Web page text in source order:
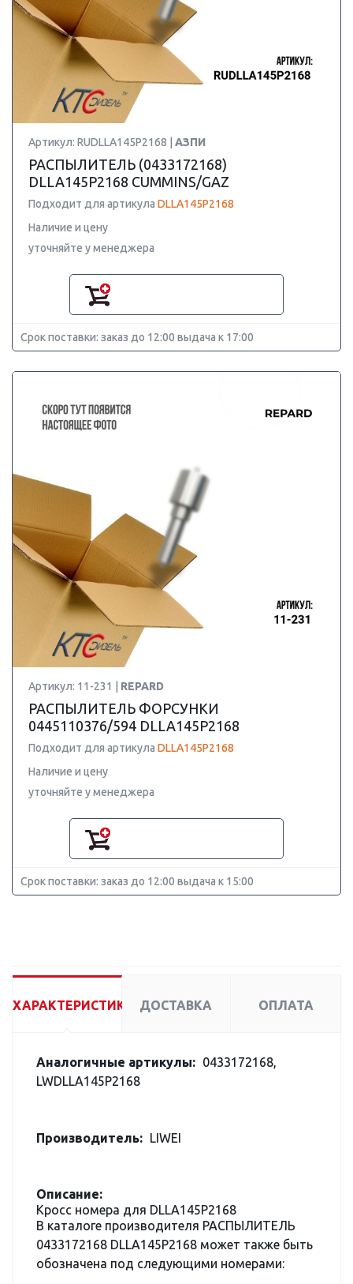
Артикул: RUDLLA145P2168 | АЗПИ
РАСПЫЛИТЕЛЬ (0433172168)
DLLA145P2168 CUMMINS/GAZ
Подходит для артикула DLLA145P2168
Наличие и цену
уточняйте у менеджера
Срок поставки: заказ до 12:00 выдача к 17:00
Артикул: 11-231 | REPARD
РАСПЫЛИТЕЛЬ ФОРСУНКИ
0445110376/594 DLLA145P2168
Подходит для артикула DLLA145P2168
Наличие и цену
уточняйте у менеджера
Срок поставки: заказ до 12:00 выдача к 15:00
ХАРАКТЕРИСТИКИ ДОСТАВКА ОПЛАТА
Аналогичные артикулы: 0433172168,
LWDLLA145P2168
Производитель: LIWEI
Описание:
Кросс номера для DLLA145P2168
В каталоге производителя РАСПЫЛИТЕЛЬ
0433172168 DLLA145P2168 может также быть
обозначена под следующими номерами: